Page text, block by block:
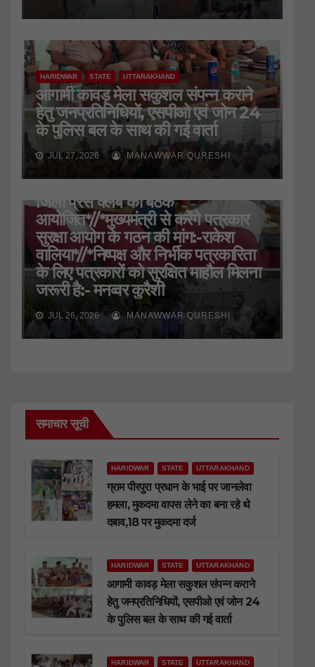
HARIDWAR STATE UTTARAKHAND
आगामी कावड़ मेला सकुशल संपन्न कराने
हेतु जनप्रतिनिधियों, एसपीओ एवं जोन 24
के पुलिस बल के साथ की गई वार्ता
JUL 27, 2026 MANAWWAR QURESHI
जिला प्रेस क्लब की बैठक
आयोजित*//*मुख्यमंत्री से करेंगे पत्रकार
सुरक्षा आयोग के गठन की मांग:-राकेश
वालिया*//*निष्पक्ष और निर्भीक पत्रकारिता
के लिए पत्रकारों को सुरक्षित माहौल मिलना
जरूरी है:- मनव्वर कुरैशी
JUL 26, 2026 MANAWWAR QURESHI
समाचार सूची
HARIDWAR STATE UTTARAKHAND
ग्राम पीरपुरा प्रधान के भाई पर जानलेवा
हमला, मुकदमा वापस लेने का बना रहे थे
दबाव,18 पर मुकदमा दर्ज
HARIDWAR STATE UTTARAKHAND
आगामी कावड़ मेला सकुशल संपन्न कराने
हेतु जनप्रतिनिधियों, एसपीओ एवं जोन 24
के पुलिस बल के साथ की गई वार्ता
HARIDWAR STATE UTTARAKHAND